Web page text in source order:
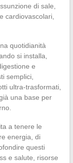
di sale,
cardiovascolari,
quotidianità
si installa,
e
semplici,
ultra-trasformati,
una base per
a tenere le
energia, di
questi
e salute, risorse